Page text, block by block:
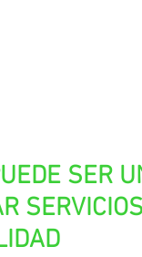
SER
SERVICIOS